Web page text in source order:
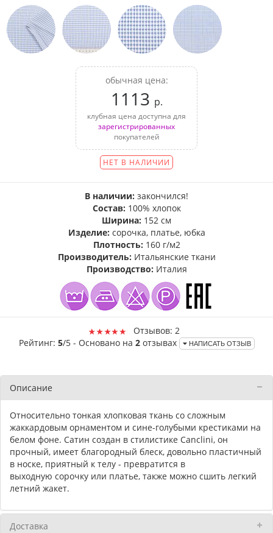
обычная цена:
1113 р.
клубная цена доступна для
зарегистрированных
покупателей
НЕТ В НАЛИЧИИ
В наличии: закончился!
Состав: 100% хлопок
Ширина: 152 см
Изделие: сорочка, платье, юбка
Плотность: 160 г/м2
Производитель: Итальянские ткани
Производство: Италия
Отзывов: 2
Рейтинг: 5/5 - Основано на 2 отзывах НАПИСАТЬ ОТЗЫВ
Описание
Относительно тонкая хлопковая ткань со сложным
жаккардовым орнаментом и сине-голубыми крестиками на
белом фоне. Сатин создан в стилистике Canclini, он
прочный, имеет благородный блеск, довольно пластичный
в носке, приятный к телу - превратится в
выходную сорочку или платье, также можно сшить легкий
летний жакет.
Доставка